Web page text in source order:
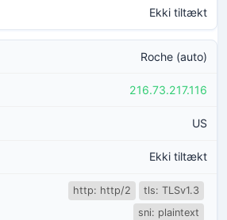
Ekki tiltækt
Roche (auto)
216.73.217.116
US
Ekki tiltækt
http: http/2
tls: TLSv1.3
sni: plaintext